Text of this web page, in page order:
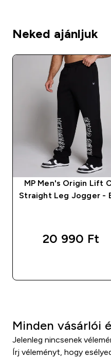
Neked ajánljuk
MP Men's Origin Lift
Straight Leg Jogger -
20 990 Ft‎
Minden vásárlói
Jelenleg nincsenek
Írj véleményt, hogy